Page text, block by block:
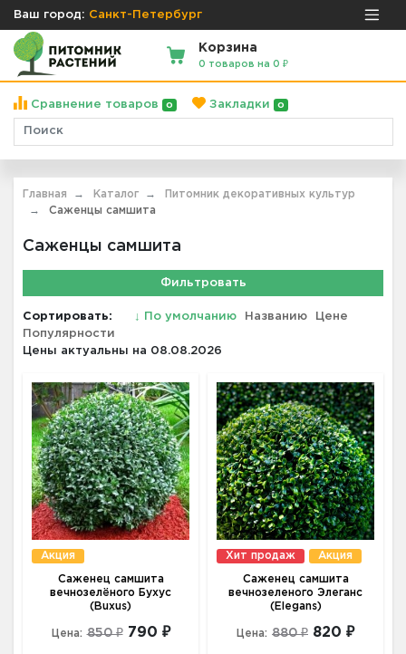
Ваш город: Санкт-Петербург
Корзина
0 товаров на 0 ₽
Сравнение товаров 0 Закладки 0
Главная Каталог
Питомник декоративных культур
Саженцы самшита
Саженцы самшита
Фильтровать
Сортировать: ↓ По умолчанию Названию
Цене
Популярности
Цены актуальны на 08.08.2026
Акция
Саженец самшита
вечнозелёного Бухус
(Buxus)
Цена: 850 ₽ 790 ₽
Хит продаж Акция
Саженец самшита
вечнозеленого Элеганс
(Elegans)
Цена: 880 ₽ 820 ₽